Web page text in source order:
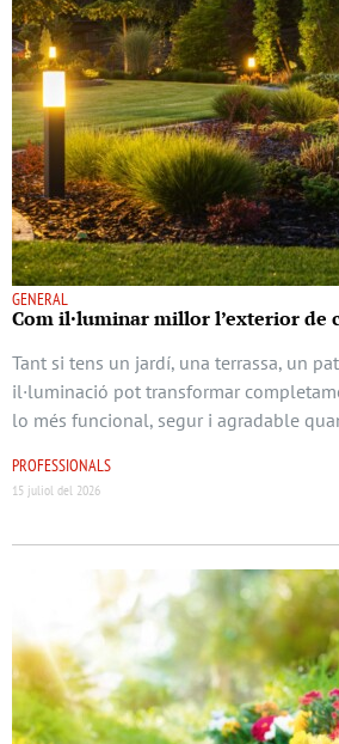
GENERAL
Com il·luminar millor l’exterior de
Tant si tens un jardí, una terrassa, un
il·luminació pot transformar
lo més funcional, segur i agradable
PROFESSIONALS
15 juliol del 2026